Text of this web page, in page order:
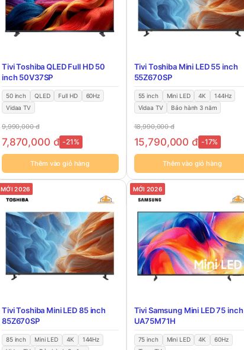
Tivi Toshiba QLED Full HD 50
inch 50V37SP
50 inch QLED Full HD
60Hz
Vidaa TV
9,990,000đ
7,870,000 đ -21%
Thêm vào giỏ hàng
Tivi Toshiba Mini LED 55 inch
55Z670SP
55 inch Mini LED 4K
144Hz
Vidaa TV
Bảo hành 3 năm
18,990,000đ
15,790,000 đ -17%
Thêm vào giỏ hàng
MỚI 2026
Tivi Toshiba Mini LED 85 inch
85Z670SP
85 inch Mini LED 4K
144Hz
MỚI 2026
Tivi Samsung Mini LED 75 inch
UA75M71H
75 inch Mini LED 4K
60Hz